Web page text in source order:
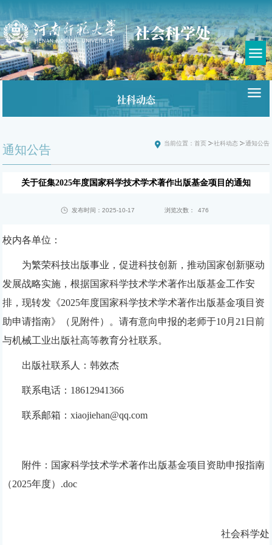
社科动态
当前位置： 首页 社科动态 通知公告
通知公告
关于征集2025年度国家科学技术学术著作出版基金项目的通知
发布时间：2025-10-17 浏览次数： 476
校内各单位：
为繁荣科技出版事业，促进科技创新，推动国家创新驱动
发展战略实施，根据国家科学技术学术著作出版基金工作安
排，现转发《2025年度国家科学技术学术著作出版基金项目资
助申请指南》（见附件）。请有意向申报的老师于10月 21 日前
与机械工业出版社高等教育分社联系。
出版社联系人：韩效杰
联系电话： 18612941366
联系邮箱：xiaojiehan@qq.com
附件：国家科学技术学术著作出版基金项目资助申报指南
（2025年度）.doc
社会科学处